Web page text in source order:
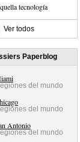
tecnología
Ver todos
Paperblog
del mundo
del mundo
Antonio
del mundo